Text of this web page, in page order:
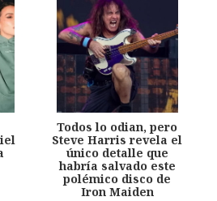
Todos lo odian, pero
Steve Harris revela el
único detalle que
habría salvado este
polémico disco de
Iron Maiden